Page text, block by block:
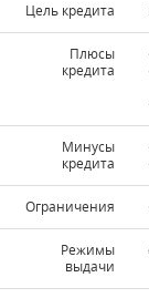
Цель кредита
Плюсы
кредита
Минусы
кредита
Ограничения
Режимы
выдачи